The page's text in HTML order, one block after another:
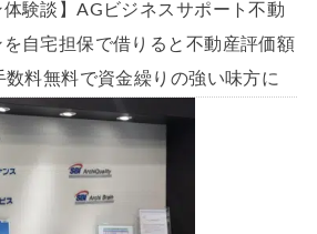
体験談】AGビジネスサポート不動
自宅担保で借りると不動産評価額
料無料で資金繰りの強い味方に